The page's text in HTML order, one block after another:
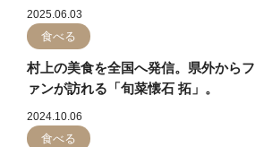
2025.06.03
食べる
村上の美食を全国へ発信。県外からフ
ァンが訪れる「旬菜懐石 拓」。
2024.10.06
食べる